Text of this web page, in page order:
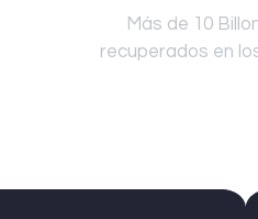
Más de 10
recuperados en